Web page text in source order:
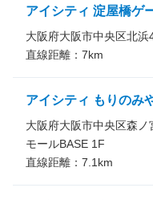
アイシティ 淀屋橋ゲ
大阪府大阪市中央区北
直線距離： 7km
アイシティ もりのみ
大阪府大阪市中央区森
モールBASE 1F
直線距離： 7.1 km